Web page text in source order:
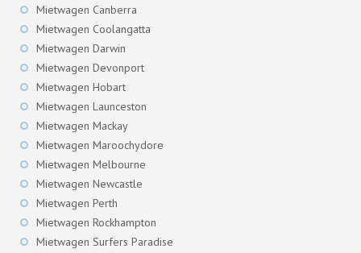
Mietwagen Canberra
Mietwagen Coolangatta
Mietwagen Darwin
Mietwagen Devonport
Mietwagen Hobart
Mietwagen Launceston
Mietwagen Mackay
Mietwagen Maroochydore
Mietwagen Melbourne
Mietwagen Newcastle
Mietwagen Perth
Mietwagen Rockhampton
Mietwagen Surfers Paradise